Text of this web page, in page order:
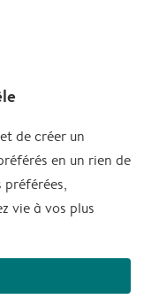
de créer un
en un rien de
vie à vos plus